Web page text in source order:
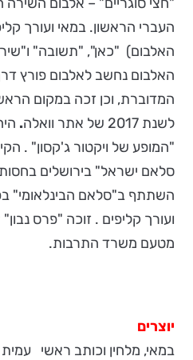
העברי הראשון. במאי ועורך
האלבום) "כאן", "תשובה"
האלבום נחשב לאלבום פורץ
המדוברת, וכן זכה במקום
לשנת 2017 של אתר וואלה
.
סלאם ישראל" בירושלים בחסות
השתתף ב"סלאם הבינלאומי"
מטעם משרד התרבות.
יוצרים
במאי, מלחין וכותב ראשי עמית